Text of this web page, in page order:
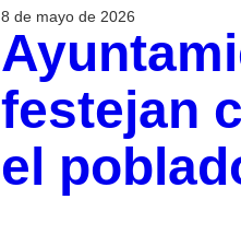
8 de mayo de 2026
festejan
el